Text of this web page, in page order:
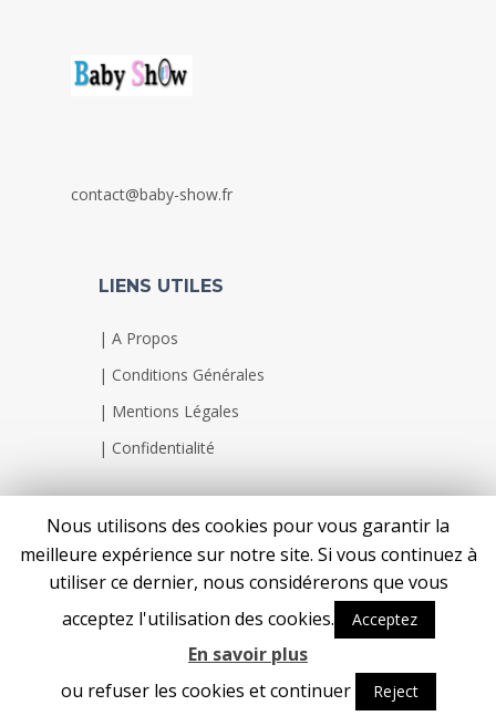
contact@baby-show.fr
LIENS UTILES
| A Propos
| Conditions Générales
| Mentions Légales
| Confidentialité
CLOTM2000 © Copyright 2018
Nous utilisons des cookies pour vous garantir la
meilleure expérience sur notre site. Si vous continuez à
utiliser ce dernier, nous considérerons que vous
acceptez l'utilisation des cookies.
Acceptez
En savoir plus
ou refuser les cookies et continuer
Reject